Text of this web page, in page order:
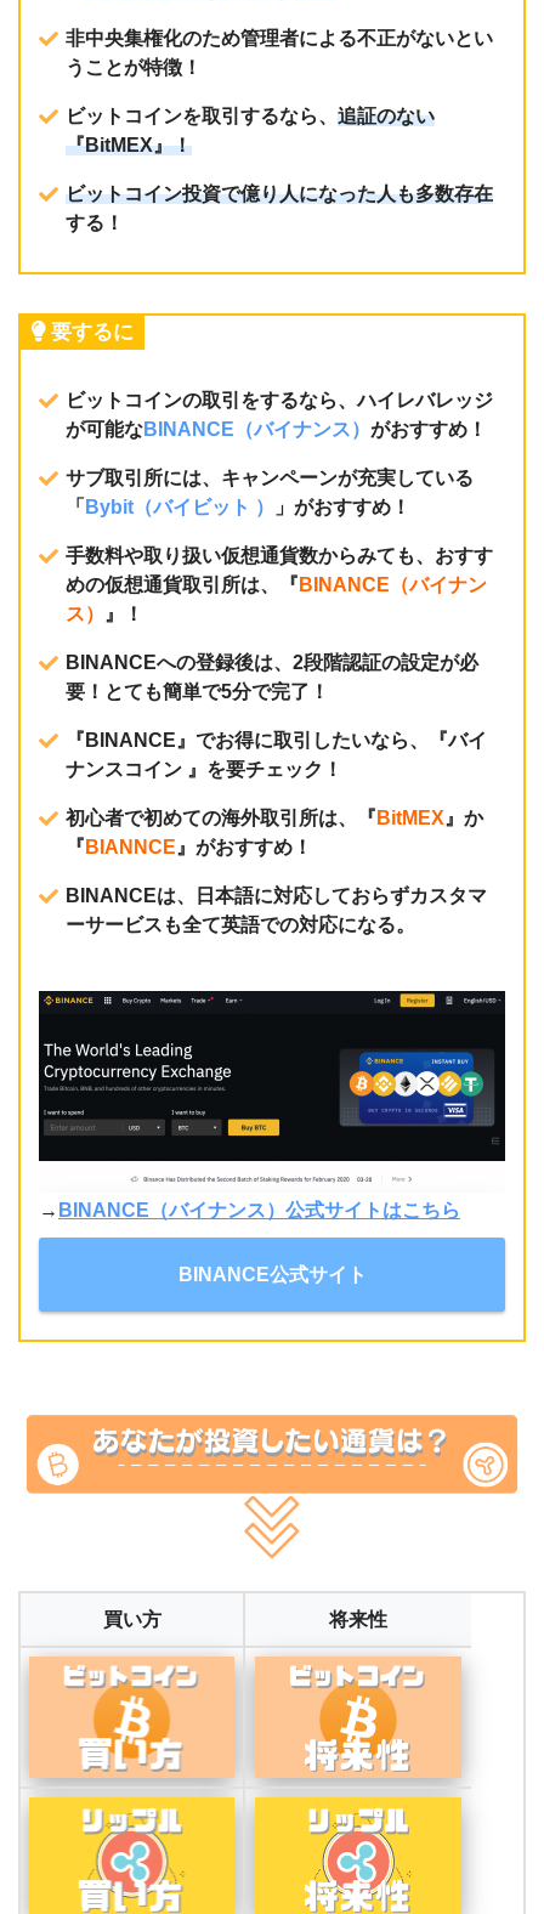
非中央集権化のため管理者による不正がないとい
うことが特徴！
ビットコインを取引するなら、追証のない
『BitMEX』！
ビットコイン投資で億り人になった人も多数存在
する！
要するに
ビットコインの取引をするなら、ハイレバレッジ
が可能なBINANCE（バイナンス）がおすすめ！
サブ取引所には、キャンペーンが充実している
「 Bybit（バイビット ） 」がおすすめ！
手数料や取り扱い仮想通貨数からみても、おすす
めの仮想通貨取引所は、『 BINANCE（バイナン
ス）
』！
BINANCEへの登録後は、2段階認証の設定が必
要！とても簡単で5分で完了！
『BINANCE』でお得に取引したいなら、『バイ
ナンスコイン 』を要チェック！
初心者で初めての海外取引所は、『 BitMEX 』か
『 BIANNCE 』がおすすめ！
BINANCEは、日本語に対応しておらずカスタマ
ーサービスも全て英語での対応になる。
→ BINANCE（バイナンス）公式サイトはこちら
BINANCE公式サイト
買い方 将来性